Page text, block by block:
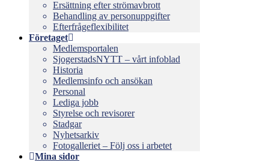
Ersättning efter strömavbrott
Behandling av personuppgifter
Efterfrågeflexibilitet
Företaget
Medlemsportalen
SjogerstadsNYTT – vårt infoblad
Historia
Medlemsinfo och ansökan
Personal
Lediga jobb
Styrelse och revisorer
Stadgar
Nyhetsarkiv
Fotogalleriet – Följ oss i arbetet
Mina sidor